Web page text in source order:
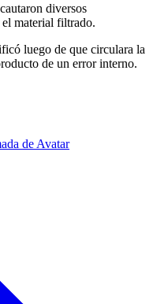
diversos
material filtrado.
luego de que circulara la
de un error interno.
de Avatar